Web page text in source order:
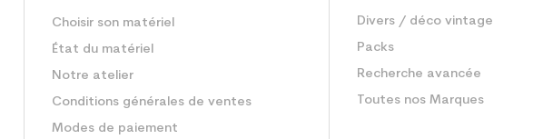
Choisir son matériel
État du matériel
Notre atelier
Conditions générales de ventes
Modes de paiement
Divers / déco vintage
Packs
Recherche avancée
Toutes nos Marques